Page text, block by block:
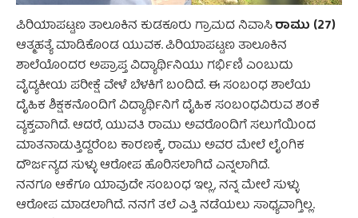
ಪಿರಿಯಾಪಟ್ಟಣ ತಾಲೂಕಿನ ಕುಡಕೂರು ಗ್ರಾಮದ ನಿವಾಸಿರಾಮು (27)
ಆತ್ಮಹತ್ಯೆ ಮಾಡಿಕೊಂಡ ಯುವಕ. ಪಿರಿಯಾಪಟ್ಟಣ ತಾಲೂಕಿನ
ಶಾಲೆಯೊಂದರ ಅಪ್ರಾಪ್ತ ವಿದ್ಯಾರ್ಥಿನಿಯು ಗರ್ಭಿಣಿ ಎಂಬುದು
ವೈದ್ಯಕೀಯ ಪರೀಕ್ಷೆ ವೇಳೆ ಬೆಳಕಿಗೆ ಬಂದಿದೆ. ಈ ಸಂಬಂಧ ಶಾಲೆಯ
ದೈಹಿಕ ಶಿಕ್ಷಕನೊಂದಿಗೆ ವಿದ್ಯಾರ್ಥಿನಿಗೆ ದೈಹಿಕ ಸಂಬಂಧವಿರುವ ಶಂಕೆ
ವ್ಯಕ್ತವಾಗಿದೆ. ಆದರೆ, ಯುವತಿ ರಾಮು ಅವರೊಂದಿಗೆ ಸಲುಗೆಯಿಂದ
ಮಾತನಾಡುತ್ತಿದ್ದರೆಂಬ ಕಾರಣಕ್ಕೆ, ರಾಮು ಅವರ ಮೇಲೆ ಲೈಂಗಿಕ
ದೌರ್ಜನ್ಯದ ಸುಳ್ಳು ಆರೋಪ ಹೊರಿಸಲಾಗಿದೆ ಎನ್ನಲಾಗಿದೆ.
ನನಗೂ ಆಕೆಗೂ ಯಾವುದೇ ಸಂಬಂಧ ಇಲ್ಲ, ನನ್ನ ಮೇಲೆ ಸುಳ್ಳು
ಆರೋಪ ಮಾಡಲಾಗಿದೆ. ನನಗೆ ತಲೆ ಎತ್ತಿ ನಡೆಯಲು ಸಾಧ್ಯವಾಗ್ತಿಲ್ಲ.